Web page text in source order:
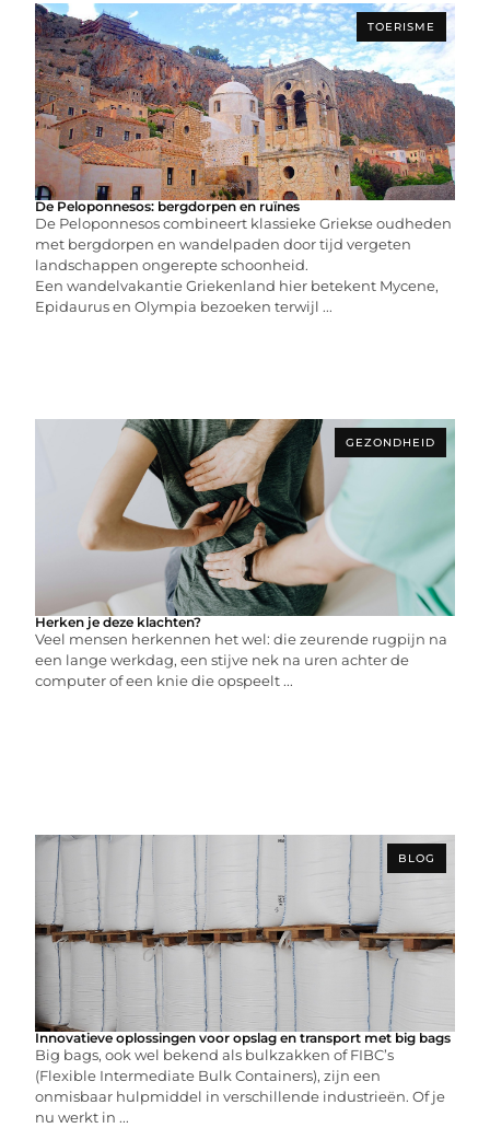
TOERISME
De Peloponnesos: bergdorpen en ruïnes
De Peloponnesos combineert klassieke Griekse oudheden
met bergdorpen en wandelpaden door tijd vergeten
landschappen ongerepte schoonheid.
Een wandelvakantie Griekenland hier betekent Mycene,
Epidaurus en Olympia bezoeken terwijl ...
GEZONDHEID
Herken je deze klachten?
Veel mensen herkennen het wel: die zeurende rugpijn na
een lange werkdag, een stijve nek na uren achter de
computer of een knie die opspeelt ...
BLOG
Innovatieve oplossingen voor opslag en transport met big bags
Big bags, ook wel bekend als bulkzakken of FIBC’s
(Flexible Intermediate Bulk Containers), zijn een
onmisbaar hulpmiddel in verschillende industrieën. Of je
nu werkt in ...